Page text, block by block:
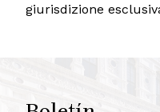
giurisdizione